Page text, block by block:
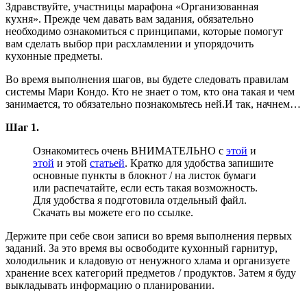
Здравствуйте, участницы марафона «Организованная
кухня». Прежде чем давать вам задания, обязательно
необходимо ознакомиться с принципами, которые помогут
вам сделать выбор при расхламлении и упорядочить
кухонные предметы.
Во время выполнения шагов, вы будете следовать правилам
системы Мари Кондо. Кто не знает о том, кто она такая и чем
занимается, то обязательно познакомьтесь ней.И так, начнем…
Шаг 1.
Ознакомитесь очень ВНИМАТЕЛЬНО с этой и
этой и этой статьей. Кратко для удобства запишите
основные пункты в блокнот / на листок бумаги
или распечатайте, если есть такая возможность.
Для удобства я подготовила отдельный файл.
Скачать вы можете его по ссылке.
Держите при себе свои записи во время выполнения первых
заданий. За это время вы освободите кухонный гарнитур,
холодильник и кладовую от ненужного хлама и организуете
хранение всех категорий предметов / продуктов. Затем я буду
выкладывать информацию о планировании.